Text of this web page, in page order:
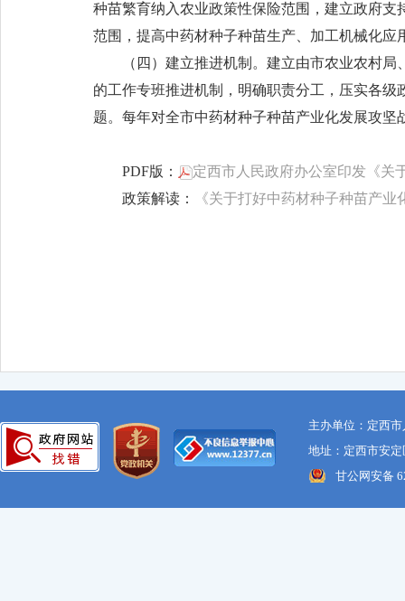
种苗繁育纳入农业政策性保险范围，建立政府
范围，提高中药材种子种苗生产、加工机械化应
（四）建立推进机制。建立由市农业农村
的工作专班推进机制，明确职责分工，压实各
题。每年对全市中药材种子种苗产业化发展攻
PDF版：
定西市人民政府办公室印发《关
政策解读：
《关于打好中药材种子种苗产
主办单位：定西
地址：定西市安
甘公网安备